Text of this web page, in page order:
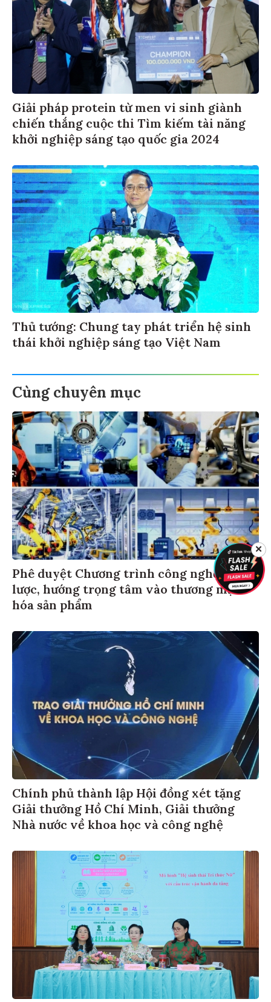
Giải pháp protein từ men vi sinh giành
chiến thắng cuộc thi Tìm kiếm tài năng
khởi nghiệp sáng tạo quốc gia 2024
Thủ tướng: Chung tay phát triển hệ sinh
thái khởi nghiệp sáng tạo Việt Nam
Cùng chuyên mục
Phê duyệt Chương trình công nghệ chiến
lược, hướng trọng tâm vào thương mại
hóa sản phẩm
Chính phủ thành lập Hội đồng xét tặng
Giải thưởng Hồ Chí Minh, Giải thưởng
Nhà nước về khoa học và công nghệ
✕